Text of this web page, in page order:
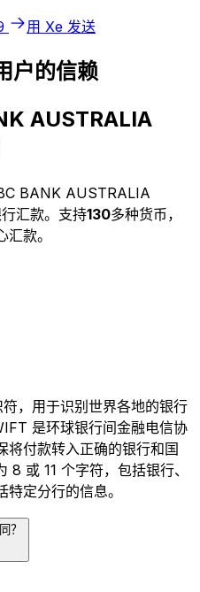
用 Xe 发送
户的信赖
AUSTRALIA
BANK AUSTRALIA
汇款。支持130多种货币，
款。
，用于识别世界各地的银行
是环球银行间金融电信协
将付款转入正确的银行和国
或 11 个字符，包括银行、
定分行的信息。
？